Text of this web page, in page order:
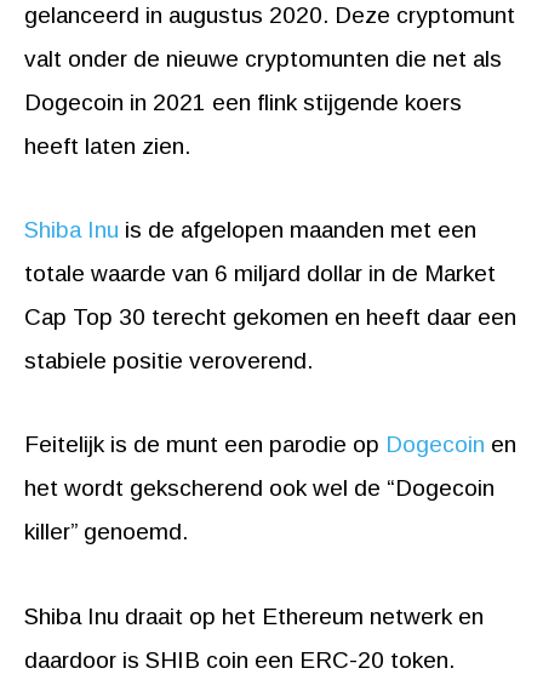
gelanceerd in augustus 2020. Deze cryptomunt
valt onder de nieuwe cryptomunten die net als
Dogecoin in 2021 een flink stijgende koers
heeft laten zien.
Shiba Inu is de afgelopen maanden met een
totale waarde van 6 miljard dollar in de Market
Cap Top 30 terecht gekomen en heeft daar een
stabiele positie veroverend.
Feitelijk is de munt een parodie op Dogecoin en
het wordt gekscherend ook wel de “Dogecoin
killer” genoemd.
Shiba Inu draait op het Ethereum netwerk en
daardoor is SHIB coin een ERC-20 token.